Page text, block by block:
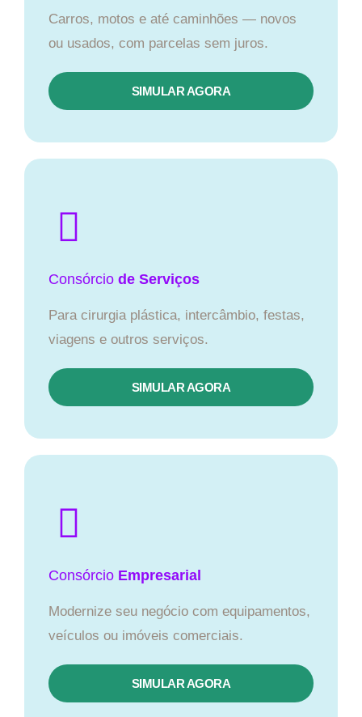
Carros, motos e até caminhões — novos
ou usados, com parcelas sem juros.
SIMULAR AGORA
Consórcio de Serviços
Para cirurgia plástica, intercâmbio, festas,
viagens e outros serviços.
SIMULAR AGORA
Consórcio Empresarial
Modernize seu negócio com equipamentos,
veículos ou imóveis comerciais.
SIMULAR AGORA